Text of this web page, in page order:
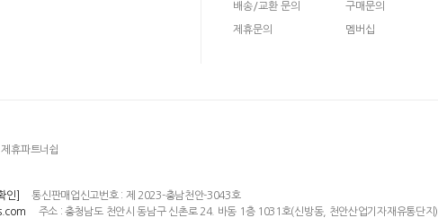
배송/교환 문의
제휴문의
구매문의
멤버십
제휴파트너쉽
인]
통신판매업신고번호 : 제 2023-충남천안-3043호
주소 : 충청남도 천안시 동남구 신촌로 24. 바동 1층 1031호(신방동, 천안산업기자재유통단지)